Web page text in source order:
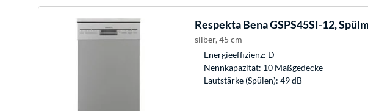
RespektaBena GSPS45SI-12,
silber, 45 cm
Energieeffizienz: D
Nennkapazität: 10 Maßgedecke
Lautstärke (Spülen): 49 dB